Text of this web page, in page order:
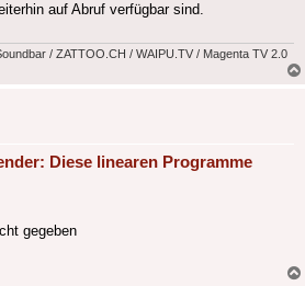
auf Abruf verfügbar sind.
/ ZATTOO.CH / WAIPU.TV / Magenta TV 2.0
Diese linearen Programme
gegeben